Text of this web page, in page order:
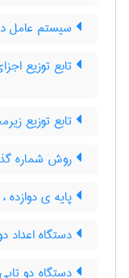
سیستم عامل
تابع توزیع
تابع توزیع
روش شماره
پایه ی دوازده
دستگاه اعداد
دستگاه دو